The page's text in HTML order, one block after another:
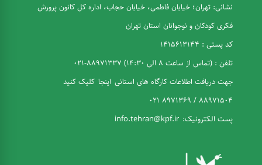
نشانی: تهران؛ خیابان فاطمی، خیابان حجاب، اداره کل کانون پرورش
فکری کودکان و نوجوانان استان تهران
کد پستی : 1415613144
تلفن : (تماس از ساعت 8 الی 14:30) 88971337-021
جهت دریافت اطلاعات کارگاه های استانی اینجا کلیک کنید
88971504 / 8971369 021
پست الکترونیک: info.tehran@kpf.ir